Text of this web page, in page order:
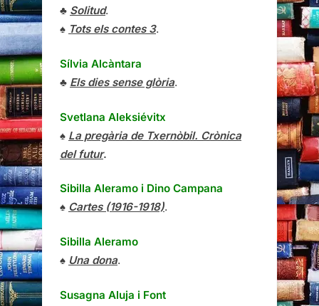
♣ Solitud.
♠ Tots els contes 3.
Sílvia Alcàntara
♣ Els dies sense glòria.
Svetlana Aleksiévitx
♠ La pregària de Txernòbil. Crònica
del futur.
Sibilla Aleramo i Dino Campana
♠ Cartes (1916-1918).
Sibilla Aleramo
♠ Una dona.
Susagna Aluja i Font